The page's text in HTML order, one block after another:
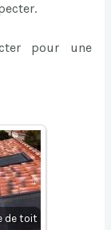
pour une
de toit